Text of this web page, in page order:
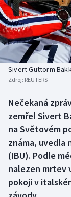
Baseball a
Basketbal
Biatlon
Box
Curling
Dostihy
Florbal
Soutěže
Historické
Aplikace ČT
Sivert Guttorm
Zdroj: REUTERS
Nečekaná
zemřel Sivert
na Světovém
známa, uvedla
(IBU). Podle
nalezen mrtev
pokoji v